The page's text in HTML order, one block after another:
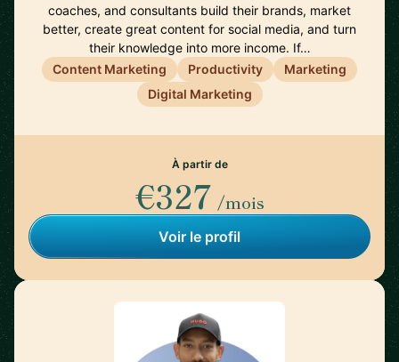
coaches, and consultants build their brands, market
better, create great content for social media, and turn
their knowledge into more income. If…
Content Marketing
Productivity
Marketing
Digital Marketing
À partir de
€327 /mois
Voir le profil